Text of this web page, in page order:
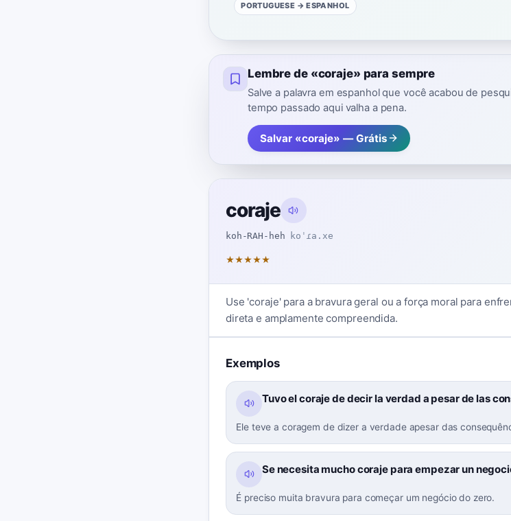
PORTUGUESE → ESPANHOL
Lembre de «coraje» para sempre
Salve a palavra em espanhol que você acabou de
tempo passado aqui valha a pena.
Salvar «coraje» — Grátis
coraje
koh-RAH-heh koˈɾa.xe
★★★★★
Use 'coraje' para a bravura geral ou a força moral para
direta e amplamente compreendida.
Exemplos
Tuvo el coraje de decir la verdad a pesar de las
Ele teve a coragem de dizer a verdade apesar das
Se necesita mucho coraje para empezar un
É preciso muita bravura para começar um negócio do zero.